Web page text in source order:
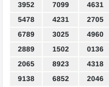
3952
7099 4631
5478
4231 2705
6789
3025 4960
2889
1502 0136
2065
8923 4318
9138
6852 2046